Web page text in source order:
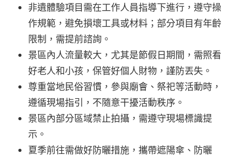
非遺體驗項目需在工作人員指導下進行，遵守操
作規範，避免損壞工具或材料；部分項目有年齡
限制，需提前諮詢。
景區內人流量較大，尤其是節假日期間，需照看
好老人和小孩，保管好個人財物，謹防丟失。
尊重當地民俗習慣，參與廟會、祭祀等活動時，
遵循現場指引，不隨意干擾活動秩序。
景區內部分區域禁止拍攝，需遵守現場標識提
示。
夏季前往需做好防曬措施，攜帶遮陽傘、防曬